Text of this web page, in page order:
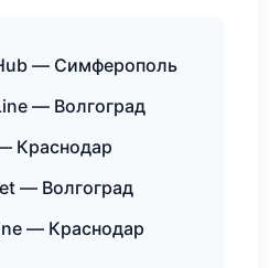
— Симферополь
— Волгоград
Краснодар
— Волгоград
— Краснодар